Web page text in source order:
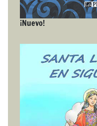
¡Nuevo!